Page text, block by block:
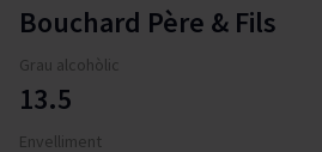
Bouchard Père & Fils
Grau alcohòlic
13.5
Envelliment